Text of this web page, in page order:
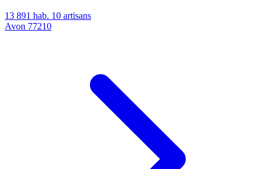
13 891 hab. 10 artisans
Avon 77210